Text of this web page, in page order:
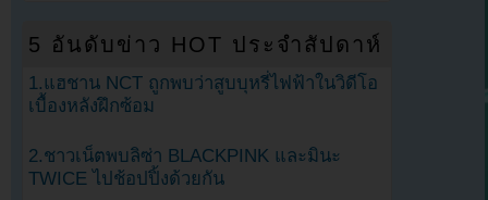
5 อันดับข่าว HOT ประจำสัปดาห์
1.แฮชาน NCT ถูกพบว่าสูบบุหรี่ไฟฟ้าในวิดีโอ
เบื้องหลังฝึกซ้อม
2.ชาวเน็ตพบลิซ่า BLACKPINK และมินะ
TWICE ไปช้อปปิ้งด้วยกัน